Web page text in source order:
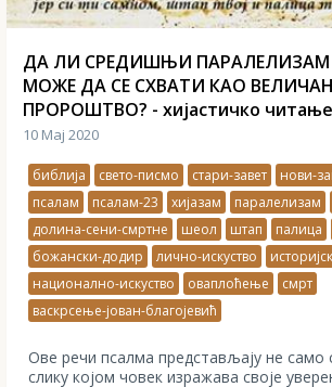
ДА ЛИ СРЕДИШЊИ ПАРАЛЕЛИЗАМ
МОЖЕ ДА СЕ СХВАТИ КАО
ПРОРОШТВО? - хијастичко читање
10 Мај 2020
библија свето-писмо стари-завет нови-
псалам
псалам-23 хијазам паралелизам
долина-сени-смртне
шеол штап палица
божански-додир
лично-искуство
национално-искуство
оваплоћење
смрт
васкрсење-јован-благојевић
Ове речи псалма представљају не само
слику којом човек изражава своје